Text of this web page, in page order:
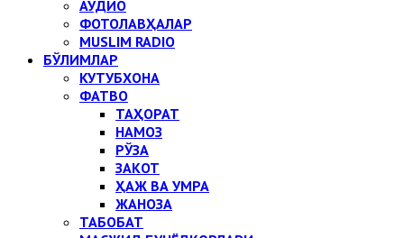
АУДИО
ФОТОЛАВҲАЛАР
MUSLIM RADIO
БЎЛИМЛАР
КУТУБХОНА
ФАТВО
ТАҲОРАТ
НАМОЗ
РЎЗА
ЗАКОТ
ҲАЖ ВА УМРА
ЖАНОЗА
ТАБОБАТ